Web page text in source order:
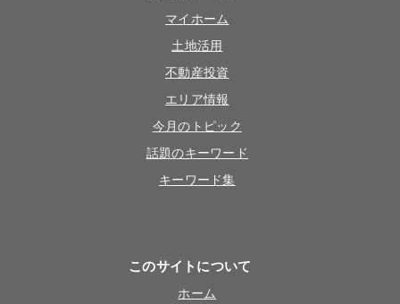
マイホーム
土地活用
不動産投資
エリア情報
今月のトピック
話題のキーワード
キーワード集
このサイトについて
ホーム